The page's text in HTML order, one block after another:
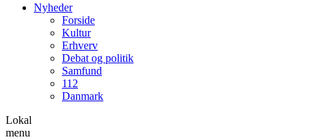
Nyheder
Forside
Kultur
Erhverv
Debat og politik
Samfund
112
Danmark
Lokal
menu